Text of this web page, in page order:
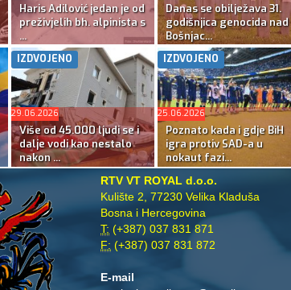
Haris Adilović jedan je od
preživjelih bh. alpinista s
...
Danas se obilježava 31.
godišnjica genocida nad
Bošnjac...
IZDVOJENO
29.06.2026
Više od 45.000 ljudi se i
dalje vodi kao nestalo
nakon ...
IZDVOJENO
25.06.2026
Poznato kada i gdje BiH
igra protiv SAD-a u
nokaut fazi...
RTV VT ROYAL d.o.o.
Kulište 2, 77230 Velika Kladuša
Bosna i Hercegovina
T: (+387) 037 831 871
F: (+387) 037 831 872
E-mail